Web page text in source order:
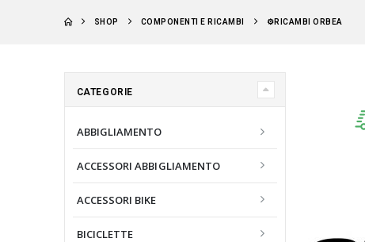
SHOP COMPONENTI E RICAMBI ⚙️RICAMBI ORBEA
CATEGORIE
ABBIGLIAMENTO
ACCESSORI ABBIGLIAMENTO
ACCESSORI BIKE
BICICLETTE